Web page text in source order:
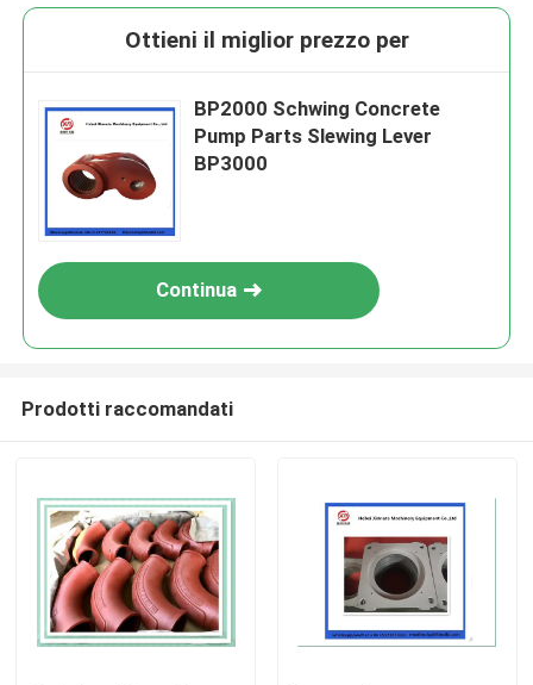
Ottieni il miglior prezzo per
BP2000 Schwing Concrete
Pump Parts Slewing Lever
BP3000
Continua
Prodotti raccomandati